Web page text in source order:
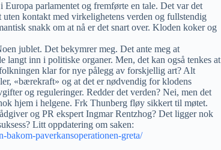
Europa parlamentet og fremførte en tale. Det var det
kontakt med virkelighetens verden og fullstendig
snakk om at nå er det snart over. Kloden koker og
jublet. Det bekymrer meg. Det ante meg at
langt inn i politiske organer. Men, det kan også tenkes at
klar for nye pålegg av forskjellig art? Alt
«bærekraft» og at det er nødvendig for klodens
og reguleringer. Redder det verden? Nei, men det
hjem i helgene. Frk Thunberg fløy sikkert til møtet.
og PR ekspert Ingmar Rentzhog? Det ligger nok
Litt oppdatering om saken:
bakom-paverkansoperationen-greta/